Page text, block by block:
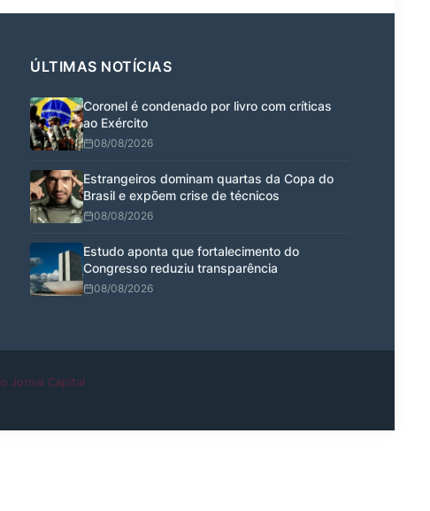
ÚLTIMAS NOTÍCIAS
Coronel é condenado por livro com críticas
ao Exército
08/08/2026
Estrangeiros dominam quartas da Copa do
Brasil e expõem crise de técnicos
08/08/2026
Estudo aponta que fortalecimento do
Congresso reduziu transparência
08/08/2026
Jornal Capital